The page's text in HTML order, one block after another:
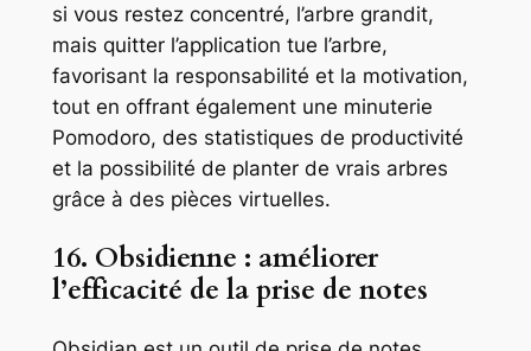
si vous restez concentré, l’arbre grandit,
mais quitter l’application tue l’arbre,
favorisant la responsabilité et la motivation,
tout en offrant également une minuterie
Pomodoro, des statistiques de productivité
et la possibilité de planter de vrais arbres
grâce à des pièces virtuelles.
16. Obsidienne : améliorer
l’efficacité de la prise de notes